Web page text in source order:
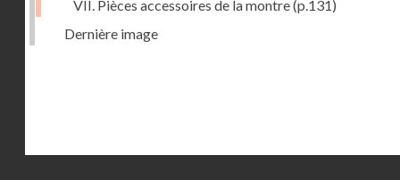
VII. Pièces accessoires de la montre(p.131)
Dernière image